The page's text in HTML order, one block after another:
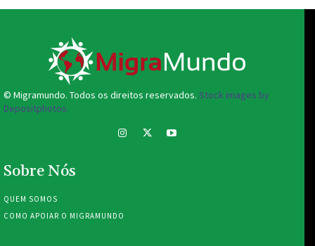
© Migramundo. Todos os direitos reservados. Stock images by
Depositphotos.
Sobre Nós
QUEM SOMOS
COMO APOIAR O MIGRAMUNDO